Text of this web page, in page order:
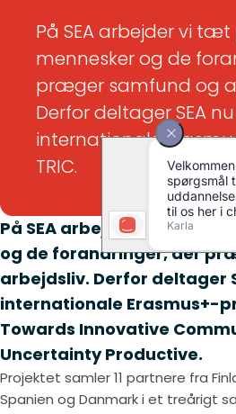
På SEA arbejder vi tæt
mennesker og de
præger samfund og
Derfor deltager SEA
internationale
TRIC.
På SEA arbejder vi tæt på
og de forandringer, der
arbejdsliv. Derfor deltager
internationale Erasmus+-
Towards Innovative
Uncertainty Productive.
Projektet samler 11 partnere fra
Spanien og Danmark i et treårigt